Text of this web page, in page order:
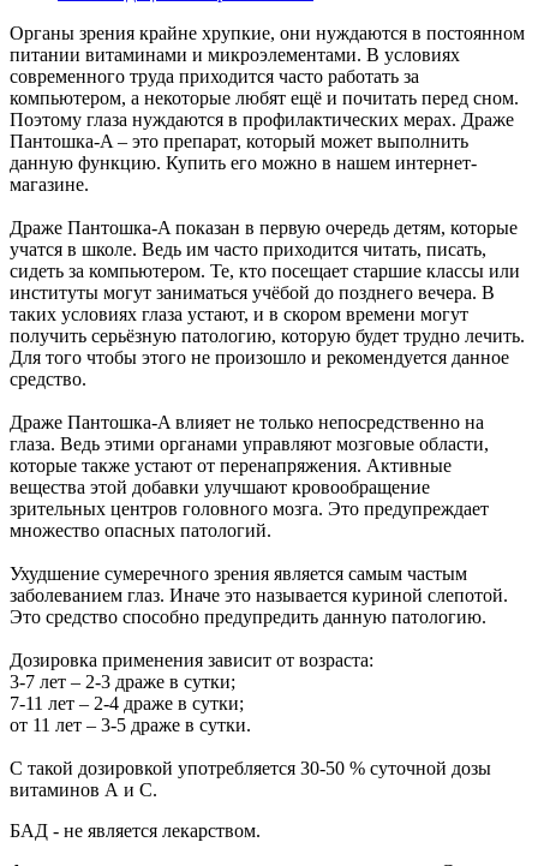
Органы зрения крайне хрупкие, они нуждаются в постоянном
питании витаминами и микроэлементами. В условиях
современного труда приходится часто работать за
компьютером, а некоторые любят ещё и почитать перед сном.
Поэтому глаза нуждаются в профилактических мерах. Драже
Пантошка-A – это препарат, который может выполнить
данную функцию. Купить его можно в нашем интернет-
магазине.
Драже Пантошка-A показан в первую очередь детям, которые
учатся в школе. Ведь им часто приходится читать, писать,
сидеть за компьютером. Те, кто посещает старшие классы или
институты могут заниматься учёбой до позднего вечера. В
таких условиях глаза устают, и в скором времени могут
получить серьёзную патологию, которую будет трудно лечить.
Для того чтобы этого не произошло и рекомендуется данное
средство.
Драже Пантошка-A влияет не только непосредственно на
глаза. Ведь этими органами управляют мозговые области,
которые также устают от перенапряжения. Активные
вещества этой добавки улучшают кровообращение
зрительных центров головного мозга. Это предупреждает
множество опасных патологий.
Ухудшение сумеречного зрения является самым частым
заболеванием глаз. Иначе это называется куриной слепотой.
Это средство способно предупредить данную патологию.
Дозировка применения зависит от возраста:
3-7 лет – 2-3 драже в сутки;
7-11 лет – 2-4 драже в сутки;
от 11 лет – 3-5 драже в сутки.
С такой дозировкой употребляется 30-50 % суточной дозы
витаминов А и С.
БАД - не является лекарством.